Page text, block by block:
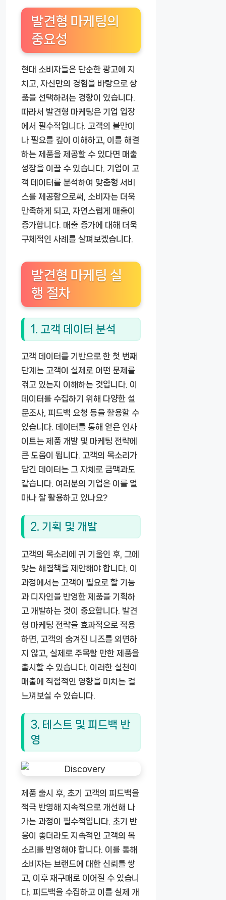
발견형 마케팅의
중요성
현대 소비자들은 단순한 광고에 지
치고, 자신만의 경험을 바탕으로 상
품을 선택하려는 경향이 있습니다.
따라서 발견형 마케팅은 기업 입장
에서 필수적입니다. 고객의 불만이
나 필요를 깊이 이해하고, 이를 해결
하는 제품을 제공할 수 있다면 매출
성장을 이끌 수 있습니다. 기업이 고
객 데이터를 분석하여 맞춤형 서비
스를 제공함으로써, 소비자는 더욱
만족하게 되고, 자연스럽게 매출이
증가합니다. 매출 증가에 대해 더욱
구체적인 사례를 살펴보겠습니다.
발견형 마케팅 실
행 절차
1. 고객 데이터 분석
고객 데이터를 기반으로 한 첫 번째
단계는 고객이 실제로 어떤 문제를
겪고 있는지 이해하는 것입니다. 이
데이터를 수집하기 위해 다양한 설
문조사, 피드백 요청 등을 활용할 수
있습니다. 데이터를 통해 얻은 인사
이트는 제품 개발 및 마케팅 전략에
큰 도움이 됩니다. 고객의 목소리가
담긴 데이터는 그 자체로 금맥과도
같습니다. 여러분의 기업은 이를 얼
마나 잘 활용하고 있나요?
2. 기획 및 개발
고객의 목소리에 귀 기울인 후, 그에
맞는 해결책을 제안해야 합니다. 이
과정에서는 고객이 필요로 할 기능
과 디자인을 반영한 제품을 기획하
고 개발하는 것이 중요합니다. 발견
형 마케팅 전략을 효과적으로 적용
하면, 고객의 숨겨진 니즈를 외면하
지 않고, 실제로 주목할 만한 제품을
출시할 수 있습니다. 이러한 실천이
매출에 직접적인 영향을 미치는 걸
느껴보실 수 있습니다.
3. 테스트 및 피드백 반
영
제품 출시 후, 초기 고객의 피드백을
적극 반영해 지속적으로 개선해 나
가는 과정이 필수적입니다. 초기 반
응이 좋더라도 지속적인 고객의 목
소리를 반영해야 합니다. 이를 통해
소비자는 브랜드에 대한 신뢰를 쌓
고, 이후 재구매로 이어질 수 있습니
다. 피드백을 수집하고 이를 실제 개